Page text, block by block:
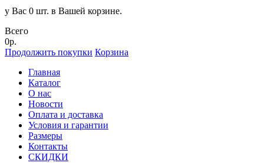
у Вас 0 шт. в Вашей корзине.
Всего
0р.
Продолжить покупки Корзина
Главная
Каталог
О нас
Новости
Оплата и доставка
Условия и гарантии
Размеры
Контакты
СКИДКИ